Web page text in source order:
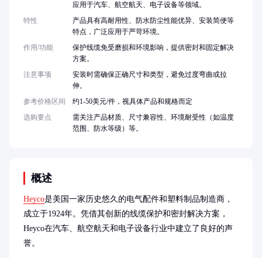
概述
Heyco是美国一家历史悠久的电气配件和塑料制品制造商，
成立于1924年。凭借其创新的线缆保护和密封解决方案，
Heyco在汽车、航空航天和电子设备行业中建立了良好的声
誉。
应用于汽车、航空航天、电子设备等领域。
特性
产品具有高耐用性、防水防尘性能优异、安装简便等
特点，广泛应用于严苛环境。
作用/功能
保护线缆免受磨损和环境影响，提供密封和固定解决
方案。
注意事项
安装时需确保正确尺寸和类型，避免过度弯曲或拉
伸。
参考价格区间
约1-50美元/件，视具体产品和规格而定
选购要点
需关注产品材质、尺寸兼容性、环境耐受性（如温度
范围、防水等级）等。